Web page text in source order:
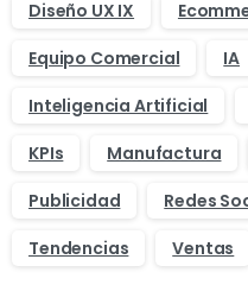
Diseño UX IX
Equipo Comercial
IA
Inteligencia Artificial
KPIs
Manufactura
Publicidad
Redes
Tendencias
Ventas